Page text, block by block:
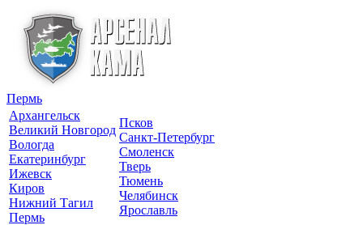
Пермь
Архангельск
Великий Новгород
Вологда
Екатеринбург
Ижевск
Киров
Нижний Тагил
Пермь
Псков
Санкт-Петербург
Смоленск
Тверь
Тюмень
Челябинск
Ярославль